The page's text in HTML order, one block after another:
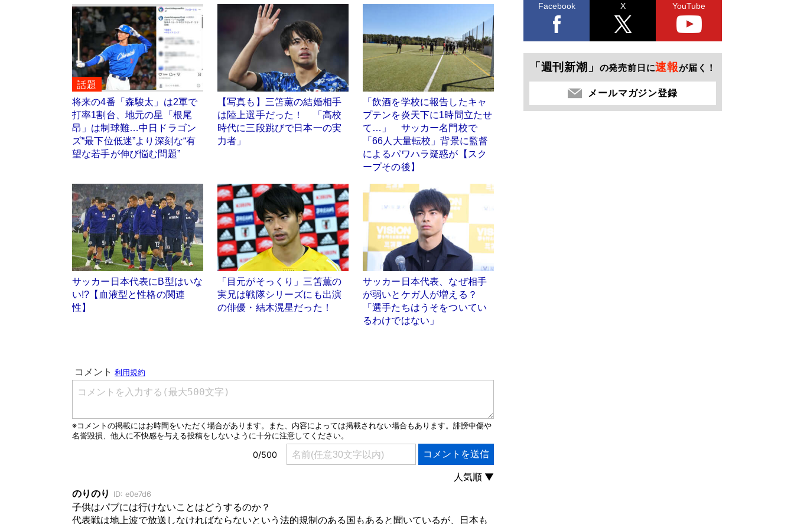
話題
将来の4番「森駿太」は2軍で
打率1割台、地元の星「根尾
昂」は制球難…中日ドラゴン
ズ“最下位低迷”より深刻な“有
望な若手が伸び悩む問題”
【写真も】三笘薫の結婚相手
は陸上選手だった！ 「高校
時代に三段跳びで日本一の実
力者」
「飲酒を学校に報告したキャ
プテンを炎天下に1時間立たせ
て…」 サッカー名門校で
「66人大量転校」背景に監督
によるパワハラ疑惑が【スク
ープその後】
サッカー日本代表にB型はいな
い!?【血液型と性格の関連
性】
「目元がそっくり」三笘薫の
実兄は戦隊シリーズにも出演
の俳優・結木滉星だった！
サッカー日本代表、なぜ相手
が弱いとケガ人が増える？
「選手たちはうそをついてい
るわけではない」
Facebook X YouTube
「週刊新潮」 の発売前日に速報が届く！
メールマガジン登録